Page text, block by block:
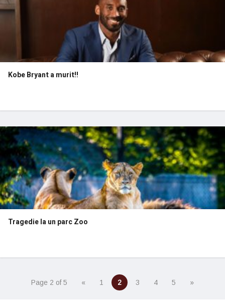
Kobe Bryant a murit!!
Tragedie la un parc Zoo
Page 2 of 5 « 1 2 3 4 5 »